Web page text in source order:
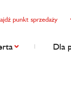
punkt sprzedaży
Dla